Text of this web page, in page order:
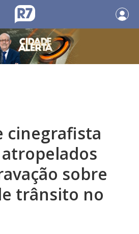
cinegrafista
sobre
trânsito no